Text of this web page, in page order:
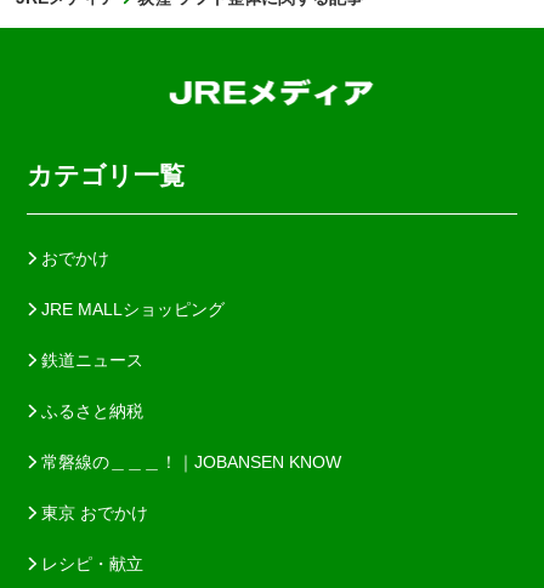
カテゴリ一覧
おでかけ
JRE MALLショッピング
鉄道ニュース
ふるさと納税
常磐線の＿＿＿！｜JOBANSEN KNOW
東京 おでかけ
レシピ・献立